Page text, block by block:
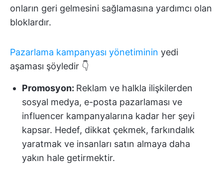
onların geri gelmesini sağlamasına yardımcı olan
bloklardır.
Pazarlama kampanyası yönetiminin yedi
aşaması şöyledir 👇
Promosyon: Reklam ve halkla ilişkilerden
sosyal medya, e-posta pazarlaması ve
influencer kampanyalarına kadar her şeyi
kapsar. Hedef, dikkat çekmek, farkındalık
yaratmak ve insanları satın almaya daha
yakın hale getirmektir.